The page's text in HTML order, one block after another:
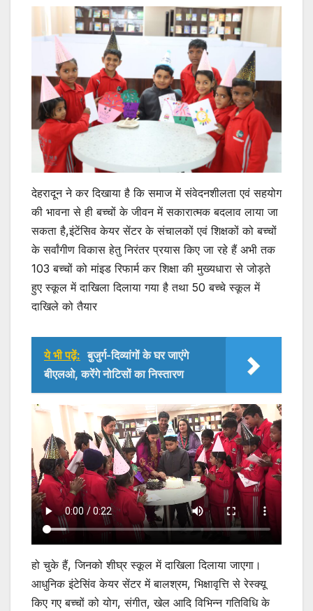
देहरादून ने कर दिखाया है कि समाज में संवेदनशीलता एवं सहयोग
की भावना से ही बच्चों के जीवन में सकारात्मक बदलाव लाया जा
सकता है,इंटेंसिव केयर सेंटर के संचालकों एवं शिक्षकों को बच्चों
के सर्वांगीण विकास हेतु निरंतर प्रयास किए जा रहे हैं अभी तक
103 बच्चों को मांइड रिफार्म कर शिक्षा की मुख्यधारा से जोड़ते
हुए स्कूल में दाखिला दिलाया गया है तथा 50 बच्चे स्कूल में
दाखिले को तैयार
ये भी पढ़ें: बुजुर्ग-दिव्यांगों के घर जाएंगे
बीएलओ, करेंगे नोटिसों का निस्तारण
हो चुके हैं, जिनको शीघ्र स्कूल में दाखिला दिलाया जाएगा।
आधुनिक इंटेसिंव केयर सेंटर में बालश्रम, भिक्षावृत्ति से रेस्क्यू
किए गए बच्चों को योग, संगीत, खेल आदि विभिन्न गतिविधि के